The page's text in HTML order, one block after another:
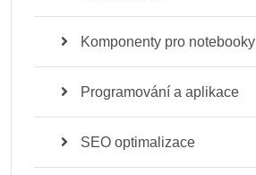
Komponenty pro notebooky
Programování a aplikace
SEO optimalizace